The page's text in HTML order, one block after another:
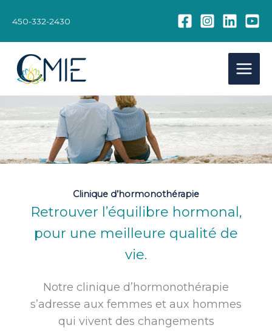
450-332-2430
Clinique d’hormonothérapie
Retrouver l’équilibre hormonal,
pour une meilleure qualité de
vie.
Notre clinique d’hormonothérapie
s’adresse aux femmes et aux hommes
qui vivent des changements